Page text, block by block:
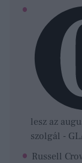
lesz az
szolgál -
Russell